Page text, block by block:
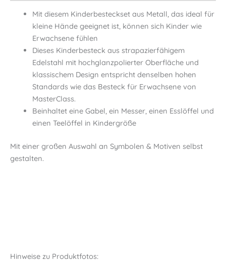
Mit diesem Kinderbesteckset aus Metall, das ideal für
kleine Hände geeignet ist, können sich Kinder wie
Erwachsene fühlen
Dieses Kinderbesteck aus strapazierfähigem
Edelstahl mit hochglanzpolierter Oberfläche und
klassischem Design entspricht denselben hohen
Standards wie das Besteck für Erwachsene von
MasterClass.
Beinhaltet eine Gabel, ein Messer, einen Esslöffel und
einen Teelöffel in Kindergröße
Mit einer großen Auswahl an Symbolen & Motiven selbst
gestalten.
Hinweise zu Produktfotos: